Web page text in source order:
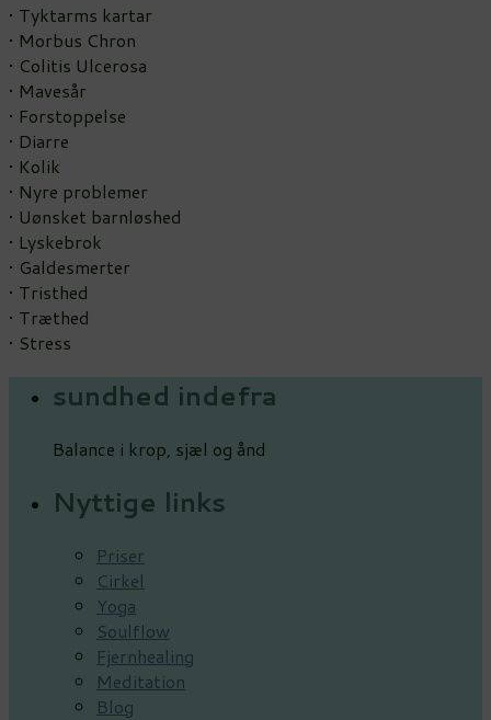
• Tyktarms kartar
• Morbus Chron
• Colitis Ulcerosa
• Mavesår
• Forstoppelse
• Diarre
• Kolik
• Nyre problemer
• Uønsket barnløshed
• Lyskebrok
• Galdesmerter
• Tristhed
• Træthed
• Stress
sundhed indefra
Balance i krop, sjæl og ånd
Nyttige links
Priser
Cirkel
Yoga
Soulflow
Fjernhealing
Meditation
Blog